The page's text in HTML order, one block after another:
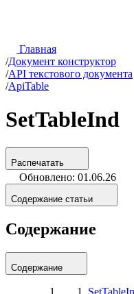
Главная
/Документ конструктор
/API текстового документа
/ApiTable
SetTableInd
Распечатать
Обновлено: 01.06.26
Содержание статьи
Содержание
Содержание